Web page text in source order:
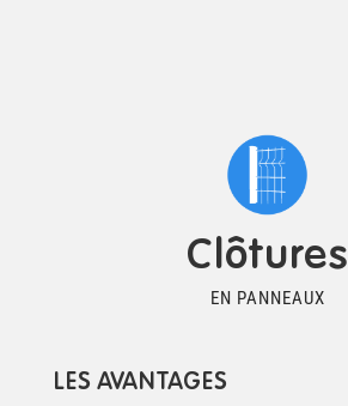
Clôtures
EN PANNEAUX
LES AVANTAGES